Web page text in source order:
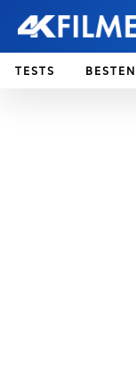
TESTS